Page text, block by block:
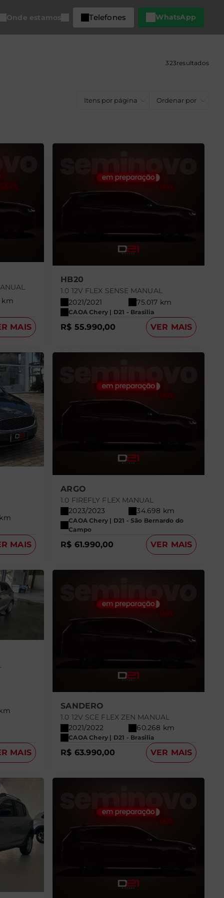
Onde estamos Telefones WhatsApp
323resultados
km
MAIS
HB20
1.0 12V FLEX SENSE MANUAL
2021/2021
75.017 km
CAOA Chery | D21 - Brasilia
R$ 55.990,00 VER MAIS
km
MAIS
ARGO
1.0 FIREFLY FLEX MANUAL
2023/2023
34.698 km
CAOA Chery | D21 - São Bernardo do
Campo
R$ 61.990,00 VER MAIS
km
MAIS
SANDERO
1.0 12V SCE FLEX ZEN MANUAL
2021/2022
60.268 km
CAOA Chery | D21 - Brasilia
R$ 63.990,00 VER MAIS